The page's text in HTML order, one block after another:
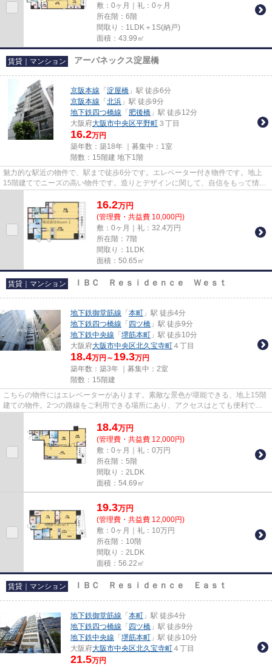
敷：0ヶ月｜礼：0ヶ月
所在階：6階
間取り：1LDK＋1S(納戸)
面積：43.99㎡
賃貸｜マンション アーバネックス淀屋橋
京阪本線 「 淀屋橋 」駅 徒歩6分
京阪本線 「 北浜 」駅 徒歩9分
地下鉄四つ橋線 「 肥後橋 」駅 徒歩12分
大阪府大阪市中央区平野町 ３丁目
16.2万円
築年数：築18年 ｜募集中： 1室
階数：15階建 地下1階
魅力的な駅近の物件で、駅まで徒歩6分です。エレベーター付き物件です。地上
15階建てでニーズの高い物件です。造りとデザインに関して、自信をもって情報
16.2万円
(管理費・共益費 10,000円)
敷：0ヶ月｜礼：32.4万円
所在階：7階
間取り：1LDK
面積：50.65㎡
賃貸｜マンション ＩＢＣ Ｒｅｓｉｄｅｎｃｅ Ｗｅｓｔ
地下鉄御堂筋線 「 本町 」駅 徒歩4分
地下鉄四つ橋線 「 四ツ橋 」駅 徒歩9分
地下鉄中央線 「 堺筋本町 」駅 徒歩10分
大阪府大阪市中央区北久宝寺町 ４丁目
18.4万円～ 19.3万円
築年数：築3年 ｜募集中： 2室
階数：15階建
こちらの物件にはエレベーターがあります。素敵な景色が堪能できる、地上15階
建ての物件。2つの路線をご利用できる場所にあり、アクセスはとても便利で
18.4万円
(管理費・共益費 12,000円)
敷：0ヶ月｜礼：0万円
所在階：5階
間取り：2LDK
面積：54.69㎡
19.3万円
(管理費・共益費 12,000円)
敷：0ヶ月｜礼：10万円
所在階：10階
間取り：2LDK
面積：56.22㎡
賃貸｜マンション ＩＢＣ Ｒｅｓｉｄｅｎｃｅ Ｅａｓｔ
地下鉄御堂筋線 「 本町 」駅 徒歩4分
地下鉄四つ橋線 「 四ツ橋 」駅 徒歩9分
地下鉄中央線 「 堺筋本町 」駅 徒歩10分
大阪府大阪市中央区北久宝寺町 ４丁目
21.5万円